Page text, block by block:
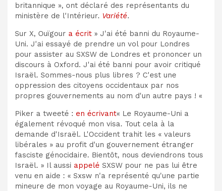
britannique », ont déclaré des représentants du
ministère de l'Intérieur. Variété.
Sur X, Ouïgour a écrit » J'ai été banni du Royaume-
Uni. J'ai essayé de prendre un vol pour Londres
pour assister au SXSW de Londres et prononcer un
discours à Oxford. J'ai été banni pour avoir critiqué
Israël. Sommes-nous plus libres ? C'est une
oppression des citoyens occidentaux par nos
propres gouvernements au nom d'un autre pays ! «
Piker a tweeté : en écrivant« Le Royaume-Uni a
également révoqué mon visa. Tout cela à la
demande d'Israël. L'Occident trahit les « valeurs
libérales » au profit d'un gouvernement étranger
fasciste génocidaire. Bientôt, nous deviendrons tous
Israël. » Il aussi appelé SXSW pour ne pas lui être
venu en aide : « Sxsw n'a représenté qu'une partie
mineure de mon voyage au Royaume-Uni, ils ne